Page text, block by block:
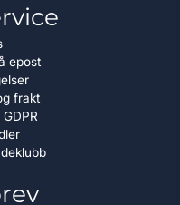
epost
frakt